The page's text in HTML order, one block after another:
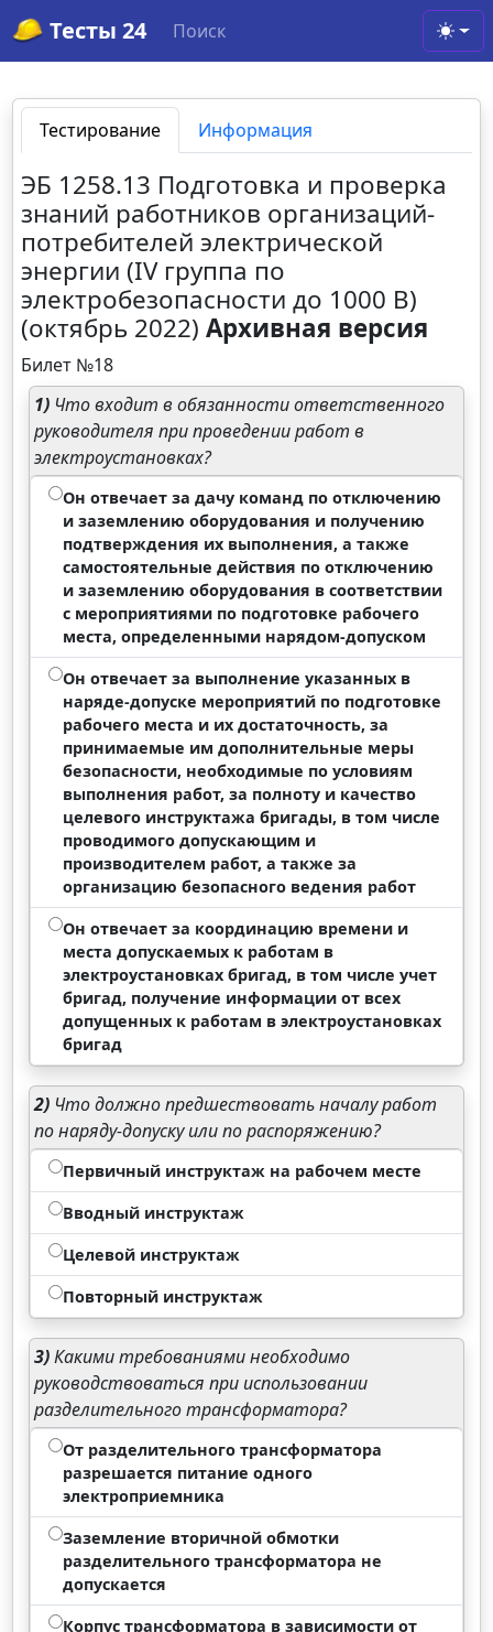
Тесты 24 Поиск
Тестирование Информация
ЭБ 1258.13 Подготовка и проверка
знаний работников организаций-
потребителей электрической
энергии (IV группа по
электробезопасности до 1000 В)
(октябрь 2022)Архивная версия
Билет №18
1) Что входит в обязанности ответственного
руководителя при проведении работ в
электроустановках?
Он отвечает за дачу команд по отключению
и заземлению оборудования и получению
подтверждения их выполнения, а также
самостоятельные действия по отключению
и заземлению оборудования в соответствии
с мероприятиями по подготовке рабочего
места, определенными нарядом-допуском
Он отвечает за выполнение указанных в
наряде-допуске мероприятий по подготовке
рабочего места и их достаточность, за
принимаемые им дополнительные меры
безопасности, необходимые по условиям
выполнения работ, за полноту и качество
целевого инструктажа бригады, в том числе
проводимого допускающим и
производителем работ, а также за
организацию безопасного ведения работ
Он отвечает за координацию времени и
места допускаемых к работам в
электроустановках бригад, в том числе учет
бригад, получение информации от всех
допущенных к работам в электроустановках
бригад
2) Что должно предшествовать началу работ
по наряду-допуску или по распоряжению?
Первичный инструктаж на рабочем месте
Вводный инструктаж
Целевой инструктаж
Повторный инструктаж
3)Какими требованиями необходимо
руководствоваться при использовании
разделительного трансформатора?
От разделительного трансформатора
разрешается питание одного
электроприемника
Заземление вторичной обмотки
разделительного трансформатора не
допускается
Корпус трансформатора в зависимости от